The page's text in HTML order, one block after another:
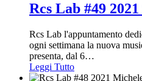
Rcs Lab #49
Rcs Lab l'appuntamento
ogni settimana la nuova
presenta, dal 6…
Leggi Tutto